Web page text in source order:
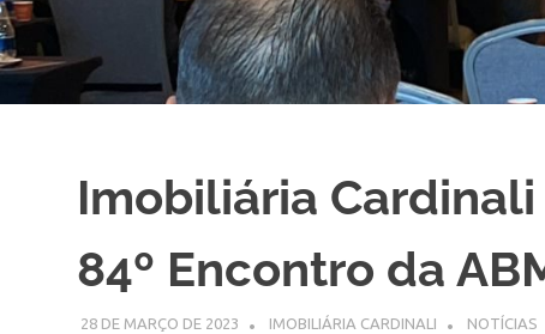
Imobiliária
84º Encontro da
28 DE MARÇO DE 2023 IMOBILIÁRIA CARDINALI NOTÍCIAS